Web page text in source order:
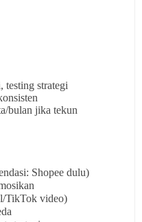
testing strategi
bulan jika tekun
Shopee dulu)
TikTok video)